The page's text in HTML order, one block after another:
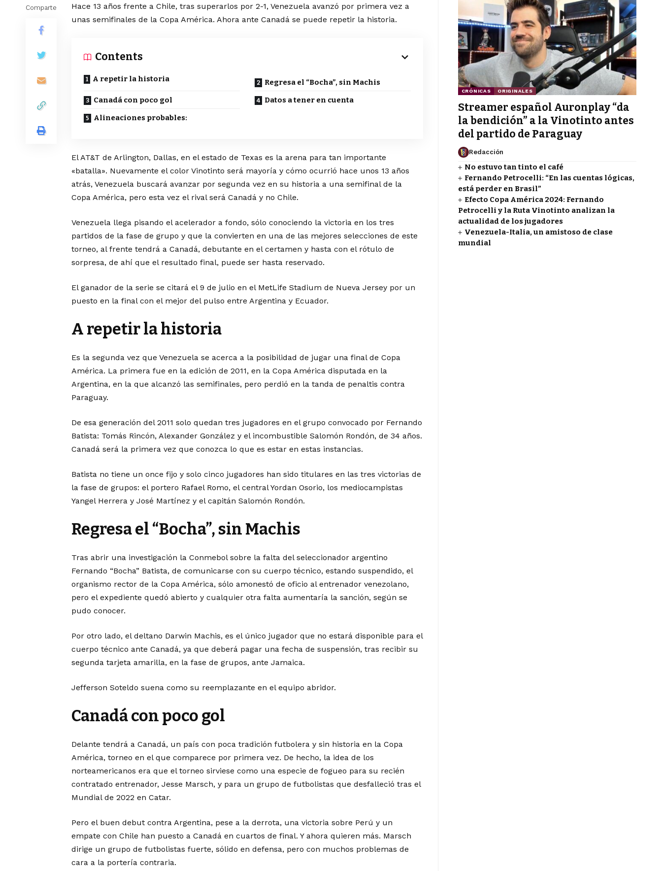
Comparte
Hace 13 años frente a Chile, tras superarlos por 2-1, Venezuela avanzó por primera vez a
unas semifinales de la Copa América. Ahora ante Canadá se puede repetir la historia.
Contents
A repetir la historia
Regresa el “Bocha”, sin Machis
Canadá con poco gol
Datos a tener en cuenta
Alineaciones probables:
El AT&T de Arlington, Dallas, en el estado de Texas es la arena para tan importante
«batalla». Nuevamente el color Vinotinto será mayoría y cómo ocurrió hace unos 13 años
atrás, Venezuela buscará avanzar por segunda vez en su historia a una semifinal de la
Copa América, pero esta vez el rival será Canadá y no Chile.
Venezuela llega pisando el acelerador a fondo, sólo conociendo la victoria en los tres
partidos de la fase de grupo y que la convierten en una de las mejores selecciones de este
torneo, al frente tendrá a Canadá, debutante en el certamen y hasta con el rótulo de
sorpresa, de ahí que el resultado final, puede ser hasta reservado.
El ganador de la serie se citará el 9 de julio en el MetLife Stadium de Nueva Jersey por un
puesto en la final con el mejor del pulso entre Argentina y Ecuador.
A repetir la historia
Es la segunda vez que Venezuela se acerca a la posibilidad de jugar una final de Copa
América. La primera fue en la edición de 2011, en la Copa América disputada en la
Argentina, en la que alcanzó las semifinales, pero perdió en la tanda de penaltis contra
Paraguay.
De esa generación del 2011 solo quedan tres jugadores en el grupo convocado por Fernando
Batista: Tomás Rincón, Alexander González y el incombustible Salomón Rondón, de 34 años.
Canadá será la primera vez que conozca lo que es estar en estas instancias.
Batista no tiene un once fijo y solo cinco jugadores han sido titulares en las tres victorias de
la fase de grupos: el portero Rafael Romo, el central Yordan Osorio, los mediocampistas
Yangel Herrera y José Martínez y el capitán Salomón Rondón.
Regresa el “Bocha”, sin Machis
Tras abrir una investigación la Conmebol sobre la falta del seleccionador argentino
Fernando “Bocha” Batista, de comunicarse con su cuerpo técnico, estando suspendido, el
organismo rector de la Copa América, sólo amonestó de oficio al entrenador venezolano,
pero el expediente quedó abierto y cualquier otra falta aumentaría la sanción, según se
pudo conocer.
Por otro lado, el deltano Darwin Machis, es el único jugador que no estará disponible para el
cuerpo técnico ante Canadá, ya que deberá pagar una fecha de suspensión, tras recibir su
segunda tarjeta amarilla, en la fase de grupos, ante Jamaica.
Jefferson Soteldo suena como su reemplazante en el equipo abridor.
Canadácon poco gol
Delante tendrá a Canadá, un país con poca tradición futbolera y sin historia en la Copa
América, torneo en el que comparece por primera vez. De hecho, la idea de los
norteamericanos era que el torneo sirviese como una especie de fogueo para su recién
contratado entrenador, Jesse Marsch, y para un grupo de futbolistas que desfalleció tras el
Mundial de 2022 en Catar.
Pero el buen debut contra Argentina, pese a la derrota, una victoria sobre Perú y un
empate con Chile han puesto a Canadá en cuartos de final. Y ahora quieren más. Marsch
dirige un grupo de futbolistas fuerte, sólido en defensa, pero con muchos problemas de
cara a la portería contraria.
CRÓNICAS ORIGINALES
Streamer español Auronplay “da
la bendición” a la Vinotinto antes
del partido de Paraguay
Redacción
No estuvo tan tinto el café
Fernando Petrocelli: “En las cuentas lógicas,
está perder en Brasil”
Efecto Copa América 2024: Fernando
Petrocelli y la Ruta Vinotinto analizan la
actualidad de los jugadores
Venezuela-Italia, un amistoso de clase
mundial